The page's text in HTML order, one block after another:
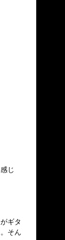
じ
ギタ
そん